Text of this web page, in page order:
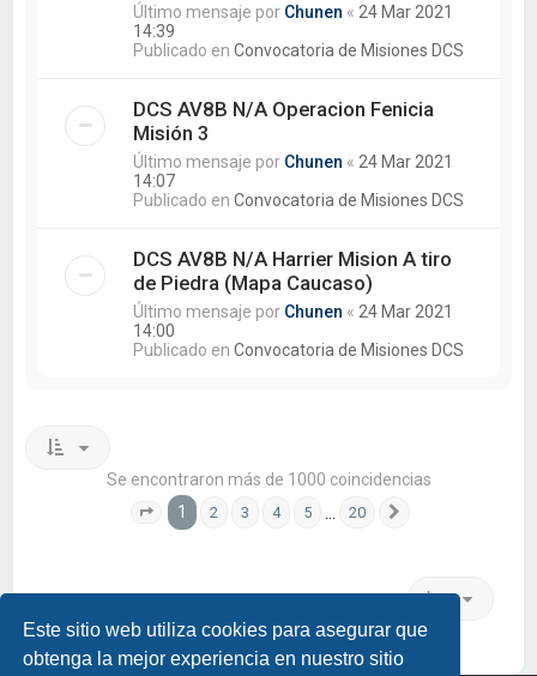
Este sitio web utiliza cookies para asegurar que
obtenga la mejor experiencia en nuestro sitio
Último mensaje por Chunen « 24 Mar 2021
14:39
Publicado enConvocatoria de Misiones DCS
DCS AV8B N/A Operacion Fenicia
Misión 3
Último mensaje por Chunen « 24 Mar 2021
14:07
Publicado enConvocatoria de Misiones DCS
DCS AV8B N/A Harrier Mision A tiro
de Piedra (Mapa Caucaso)
Último mensaje por Chunen « 24 Mar 2021
14:00
Publicado enConvocatoria de Misiones DCS
Se encontraron más de 1000 coincidencias
Página 1de 20
1 2 3 4 5 20
Ir a